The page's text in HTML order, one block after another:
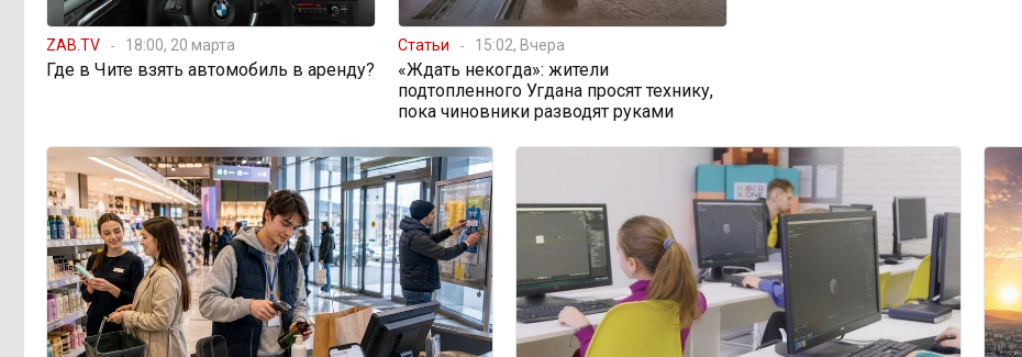
08:31, 5 августа Чита готовится к зиме
отчётах
16:00, 4 августа «Ребёнок должен
хотеть учиться, а не просто идти в
школу с рюкзаком»: детский
психолог Наталья Малинина о
готовности к школе
ZAB.TV 18:00, 20 марта
Где в Чите взять автомобиль в аренду?
Статьи 15:02, Вчера
«Ждать некогда»: жители
подтопленного Угдана просят технику,
пока чиновники разводят руками